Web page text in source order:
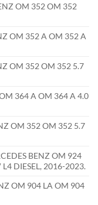
OM 352 OM 352
OM 352 A OM 352 A
OM 352 OM 352 5.7
364 A OM 364 A 4.0
OM 352 OM 352 5.7
BENZ OM 924
DIESEL, 2016-2023.
OM 904 LA OM 904